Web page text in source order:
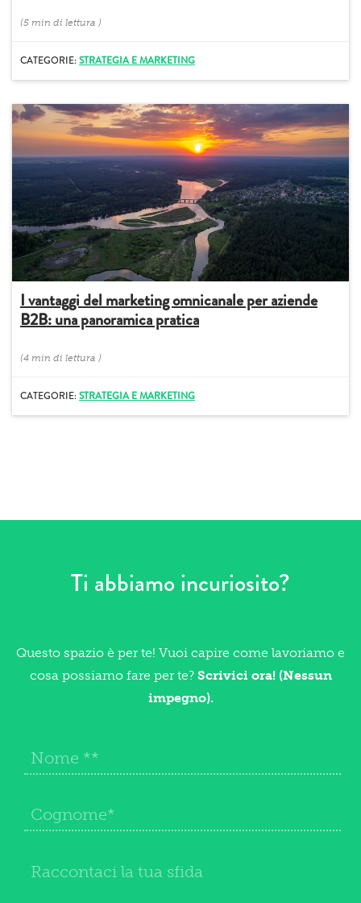
(5 min di lettura )
CATEGORIE:STRATEGIA E MARKETING
I vantaggi del marketing omnicanale per aziende
B2B: una panoramica pratica
(4 min di lettura )
CATEGORIE:STRATEGIA E MARKETING
Ti abbiamo incuriosito?
Questo spazio è per te! Vuoi capire come lavoriamo e
cosa possiamo fare per te? Scrivici ora! (Nessun
impegno).